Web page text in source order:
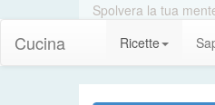
Spolvera la tua
Cucina Ricette